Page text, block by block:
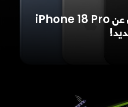
كل ما نعرفه حتى الآن عن iPhone 18 Pro